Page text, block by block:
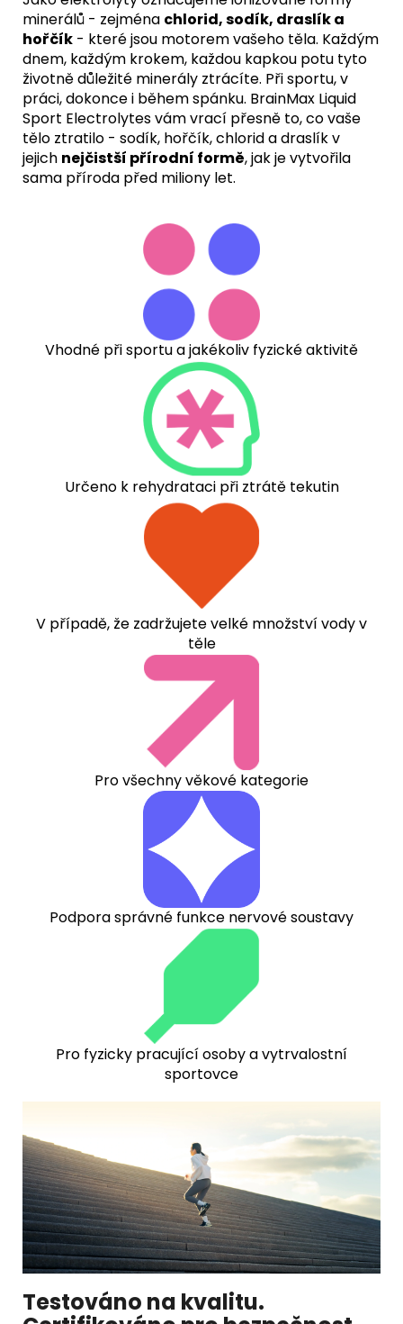
minerálů - zejména chlorid, sodík, draslík a
hořčík - které jsou motorem vašeho těla. Každým
dnem, každým krokem, každou kapkou potu tyto
životně důležité minerály ztrácíte. Při sportu, v
práci, dokonce i během spánku. BrainMax Liquid
Sport Electrolytes vám vrací přesně to, co vaše
tělo ztratilo - sodík, hořčík, chlorid a draslík v
jejich nejčistší přírodní formě, jak je vytvořila
sama příroda před miliony let.
Vhodné při sportu a jakékoliv fyzické aktivitě
Určeno k rehydrataci při ztrátě tekutin
V případě, že zadržujete velké množství vody v
těle
Pro všechny věkové kategorie
Podpora správné funkce nervové soustavy
Pro fyzicky pracující osoby a vytrvalostní
sportovce
Testováno na kvalitu.